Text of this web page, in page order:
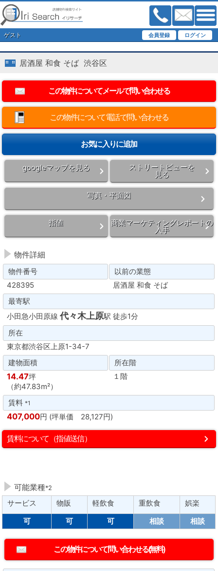
ゲスト
居酒屋 和食 そば 渋谷区
この物件について電話で問い合わせる
googleマップを見る ストリートビューを
見る
写真・平面図
指値 商業マーケティングレポートの
入手
物件詳細
物件番号
以前の業態
428395
居酒屋 和食 そば
最寄駅
小田急小田原線 代々木上原駅 徒歩1分
所在
東京都渋谷区上原1-34-7
建物面積
所在階
14.47坪
（約47.83m²）
１階
賃料*1
407,000円 (坪単価 28,127円)
賃料について（指値送信）
可能業種*2
サービス 物販 軽飲食 重飲食
娯楽
可
可 可 相談 相談